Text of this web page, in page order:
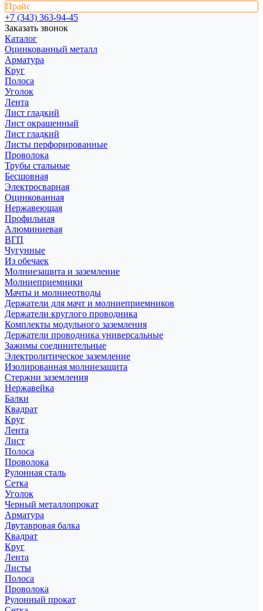
Прайс
+7 (343) 363-94-45
Заказать звонок
Каталог
Оцинкованный металл
Арматура
Круг
Полоса
Уголок
Лента
Лист гладкий
Лист окрашенный
Лист гладкий
Листы перфорированные
Проволока
Трубы стальные
Бесшовная
Электросварная
Оцинкованная
Нержавеющая
Профильная
Алюминиевая
ВГП
Чугунные
Из обечаек
Молниезащита и заземление
Молниеприемники
Мачты и молниеотводы
Держатели для мачт и молниеприемников
Держатели круглого проводника
Комплекты модульного заземления
Держатели проводника универсальные
Зажимы соединительные
Электролитическое заземление
Изолированная молниезащита
Стержни заземления
Нержавейка
Балки
Квадрат
Круг
Лента
Лист
Полоса
Проволока
Рулонная сталь
Сетка
Уголок
Черный металлопрокат
Арматура
Двутавровая балка
Квадрат
Круг
Лента
Листы
Полоса
Проволока
Рулонный прокат